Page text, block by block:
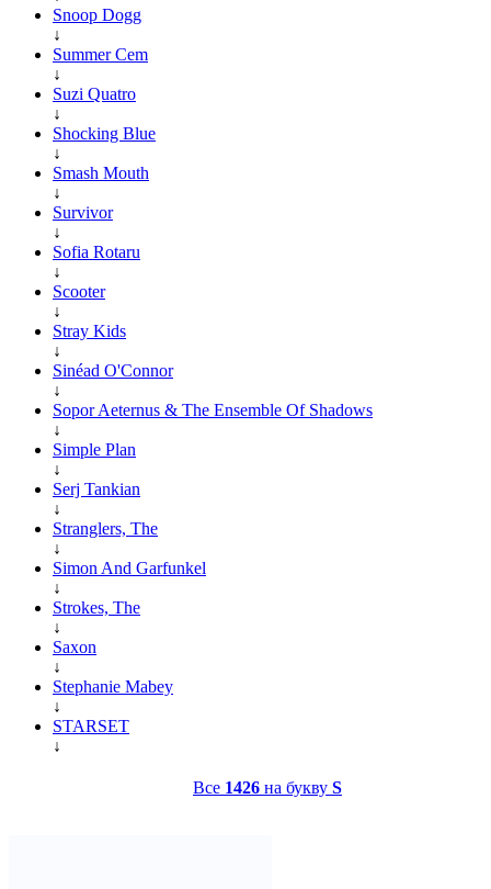
Snoop Dogg
↓
Summer Cem
↓
Suzi Quatro
↓
Shocking Blue
↓
Smash Mouth
↓
Survivor
↓
Sofia Rotaru
↓
Scooter
↓
Stray Kids
↓
Sinéad O'Connor
↓
Sopor Aeternus & The Ensemble Of Shadows
↓
Simple Plan
↓
Serj Tankian
↓
Stranglers, The
↓
Simon And Garfunkel
↓
Strokes, The
↓
Saxon
↓
Stephanie Mabey
↓
STARSET
↓
Все 1426 на букву S